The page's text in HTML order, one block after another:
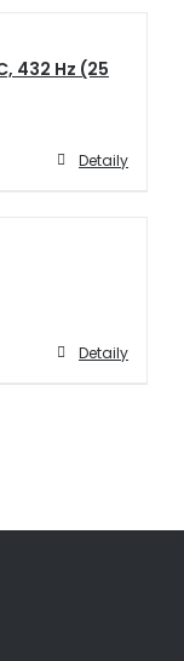
432 Hz (25
Detaily
Detaily